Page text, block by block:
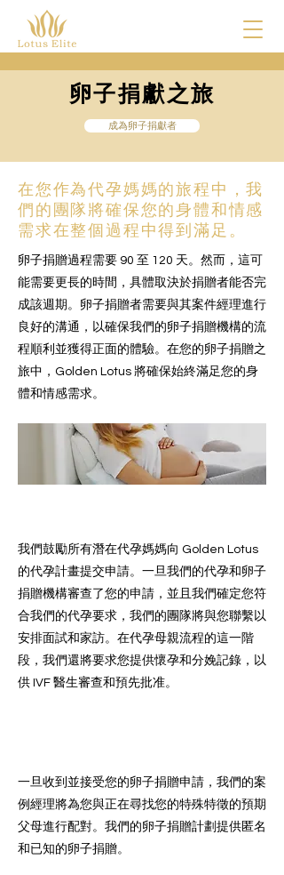
卵子捐獻之旅
成為卵子捐獻者
在您作為代孕媽媽的旅程中，我
們的團隊將確保您的身體和情感
需求在整個過程中得到滿足。
卵子捐贈過程需要 90 至 120 天。然而，這可
能需要更長的時間，具體取決於捐贈者能否完
成該週期。卵子捐贈者需要與其案件經理進行
良好的溝通，以確保我們的卵子捐贈機構的流
程順利並獲得正面的體驗。在您的卵子捐贈之
旅中，Golden Lotus 將確保始終滿足您的身
體和情感需求。
我們鼓勵所有潛在代孕媽媽向 Golden Lotus
的代孕計畫提交申請。一旦我們的代孕和卵子
捐贈機構審查了您的申請，並且我們確定您符
合我們的代孕要求，我們的團隊將與您聯繫以
安排面試和家訪。在代孕母親流程的這一階
段，我們還將要求您提供懷孕和分娩記錄，以
供 IVF 醫生審查和預先批准。
一旦收到並接受您的卵子捐贈申請，我們的案
例經理將為您與正在尋找您的特殊特徵的預期
父母進行配對。我們的卵子捐贈計劃提供匿名
和已知的卵子捐贈。